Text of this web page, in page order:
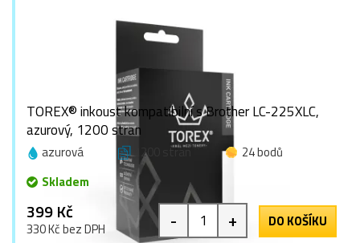
TOREX® inkoust kompatibilní s Brother LC-225XLC,
azurový, 1200 stran
azurová 1200 stran
24 bodů
Skladem
399 Kč
330 Kč bez DPH - + DO KOŠÍKU